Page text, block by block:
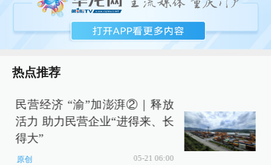
热点推荐
民营经济 “渝”加澎湃②｜释放
活力 助力民营企业“进得来、长
得大”
原创 05-21 06:00